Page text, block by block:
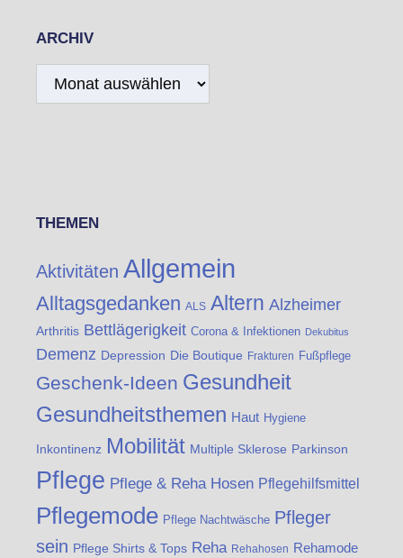
ARCHIV
Archiv
THEMEN
Aktivitäten Allgemein
Alltagsgedanken ALS Altern Alzheimer
Arthritis Bettlägerigkeit Corona & Infektionen Dekubitus
Demenz Depression Die Boutique Frakturen Fußpflege
Geschenk-Ideen Gesundheit
Gesundheitsthemen Haut Hygiene
Inkontinenz Mobilität Multiple Sklerose Parkinson
Pflege Pflege & Reha Hosen Pflegehilfsmittel
Pflegemode Pflege Nachtwäsche Pfleger
sein Pflege Shirts & Tops Reha Rehahosen Rehamode